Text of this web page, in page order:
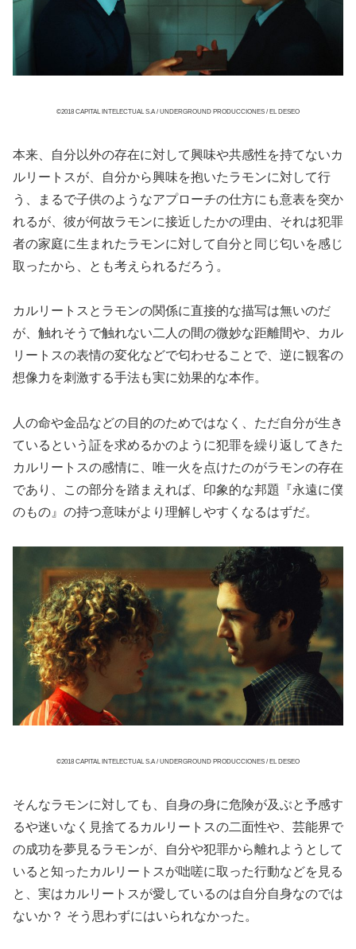
©2018 CAPITAL INTELECTUAL S.A / UNDERGROUND PRODUCCIONES / EL DESEO
本来、自分以外の存在に対して興味や共感性を持てないカ
ルリートスが、自分から興味を抱いたラモンに対して行
う、まるで子供のようなアプローチの仕方にも意表を突か
れるが、彼が何故ラモンに接近したかの理由、それは犯罪
者の家庭に生まれたラモンに対して自分と同じ匂いを感じ
取ったから、とも考えられるだろう。
カルリートスとラモンの関係に直接的な描写は無いのだ
が、触れそうで触れない二人の間の微妙な距離間や、カル
リートスの表情の変化などで匂わせることで、逆に観客の
想像力を刺激する手法も実に効果的な本作。
人の命や金品などの目的のためではなく、ただ自分が生き
ているという証を求めるかのように犯罪を繰り返してきた
カルリートスの感情に、唯一火を点けたのがラモンの存在
であり、この部分を踏まえれば、印象的な邦題『永遠に僕
のもの』の持つ意味がより理解しやすくなるはずだ。
©2018 CAPITAL INTELECTUAL S.A / UNDERGROUND PRODUCCIONES / EL DESEO
そんなラモンに対しても、自身の身に危険が及ぶと予感す
るや迷いなく見捨てるカルリートスの二面性や、芸能界で
の成功を夢見るラモンが、自分や犯罪から離れようとして
いると知ったカルリートスが咄嗟に取った行動などを見る
と、実はカルリートスが愛しているのは自分自身なのでは
ないか？ そう思わずにはいられなかった。